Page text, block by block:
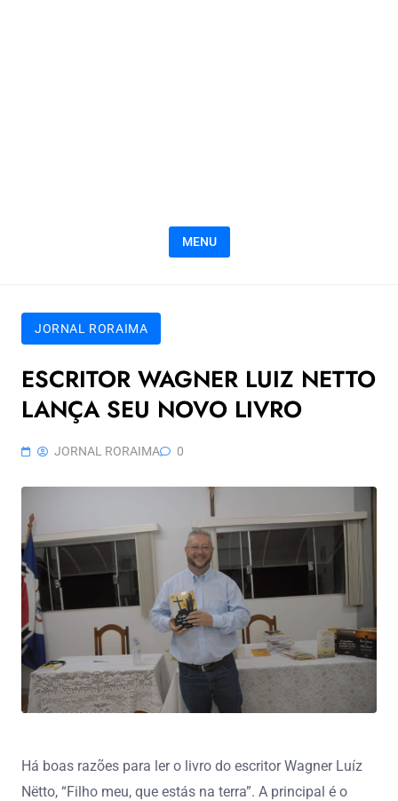
MENU
JORNAL RORAIMA
ESCRITOR WAGNER LUIZ NETTO
LANÇA SEU NOVO LIVRO
JORNAL RORAIMA 0
Há boas razões para ler o livro do escritor Wagner Luíz
Nëtto, “Filho meu, que estás na terra”. A principal é o